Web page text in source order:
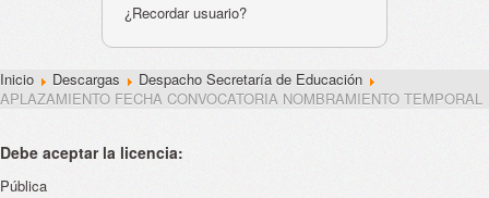
¿Recordar usuario?
Inicio Descargas
Despacho Secretaría de Educación
APLAZAMIENTO FECHA CONVOCATORIA NOMBRAMIENTO TEMPORAL
Debe aceptar la licencia:
Pública